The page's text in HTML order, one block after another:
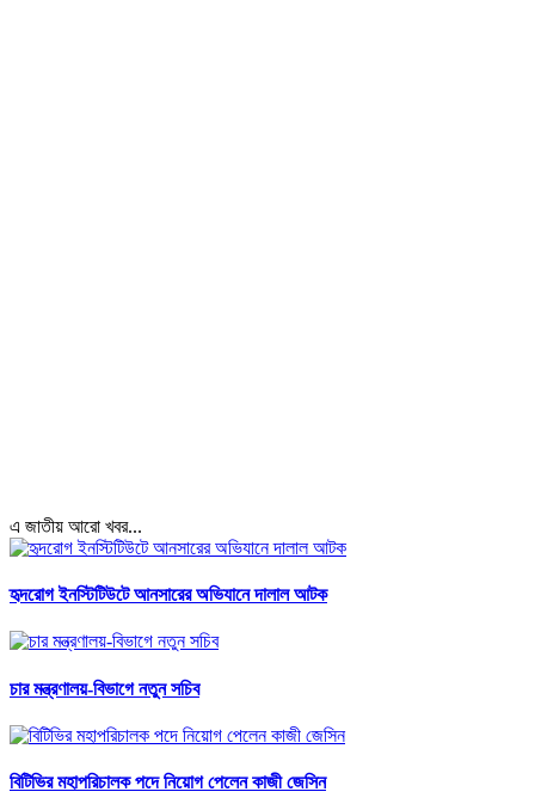
এ জাতীয় আরো খবর...
হৃদরোগ ইনস্টিটিউটে আনসারের অভিযানে দালাল আটক
চার মন্ত্রণালয়-বিভাগে নতুন সচিব
বিটিভির মহাপরিচালক পদে নিয়োগ পেলেন কাজী জেসিন